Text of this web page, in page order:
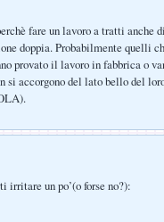
fare un lavoro a tratti anche
doppia. Probabilmente quelli
provato il lavoro in fabbrica o
si accorgono del lato bello del
irritare un po’(o forse no?):